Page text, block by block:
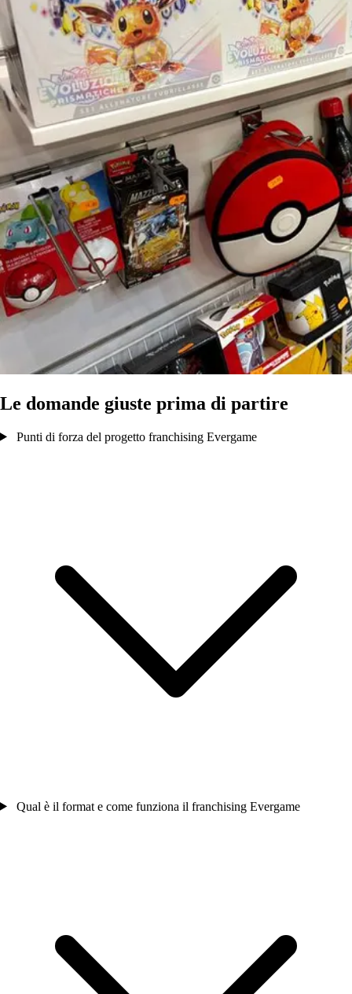
Le domande giuste prima di partire
Punti di forza del progetto franchising Evergame
Qual è il format e come funziona il franchising Evergame